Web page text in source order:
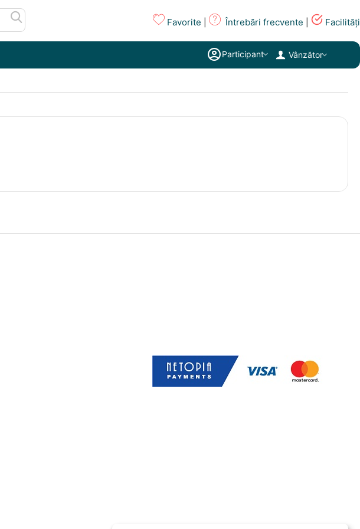
Favorite Întrebări frecvente Facilități
Participant Vânzător